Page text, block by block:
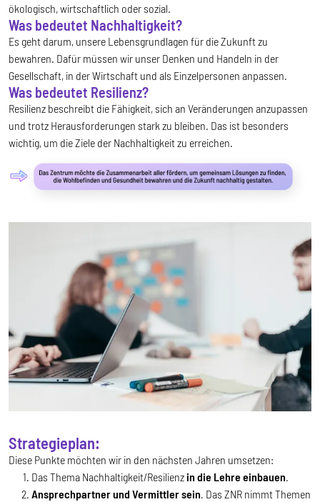
ökologisch, wirtschaftlich oder sozial.
Was bedeutet Nachhaltigkeit?
Es geht darum, unsere Lebensgrundlagen für die Zukunft zu
bewahren. Dafür müssen wir unser Denken und Handeln in der
Gesellschaft, in der Wirtschaft und als Einzelpersonen anpassen.
Was bedeutet Resilienz?
Resilienz beschreibt die Fähigkeit, sich an Veränderungen anzupassen
und trotz Herausforderungen stark zu bleiben. Das ist besonders
wichtig, um die Ziele der Nachhaltigkeit zu erreichen.
Strategieplan:
Diese Punkte möchten wir in den nächsten Jahren umsetzen:
Das Thema Nachhaltigkeit/Resilienzin die Lehreeinbauen.
Ansprechpartner und Vermittler sein. Das ZNR nimmt Themen